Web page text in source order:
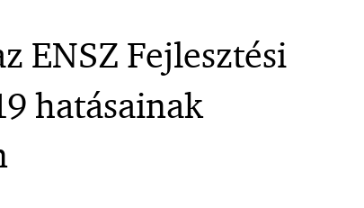
ENSZ Fejlesztési
hatásainak